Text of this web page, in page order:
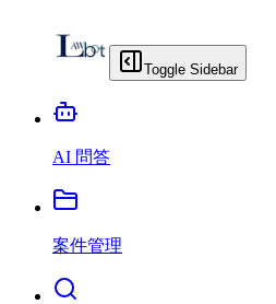
Toggle Sidebar
AI 問答
案件管理